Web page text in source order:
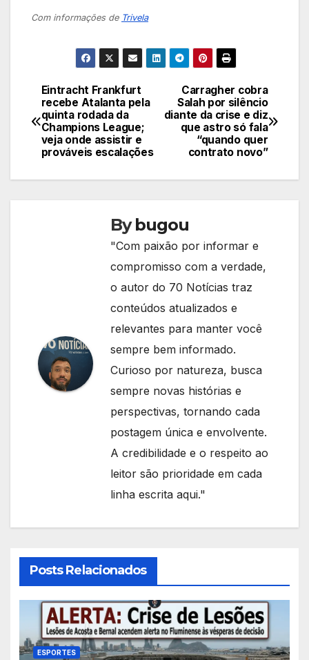
Com informações de Trivela
Navegação
de
Post
Carragher cobra
Salah por silêncio
diante da crise e diz
que astro só fala
“quando quer
contrato novo”
Eintracht Frankfurt
recebe Atalanta pela
quinta rodada da
Champions League;
veja onde assistir e
prováveis escalações
Bybugou
"Com paixão por informar e
compromisso com a verdade,
o autor do 70 Notícias traz
conteúdos atualizados e
relevantes para manter você
sempre bem informado.
Curioso por natureza, busca
sempre novas histórias e
perspectivas, tornando cada
postagem única e envolvente.
A credibilidade e o respeito ao
leitor são prioridade em cada
linha escrita aqui."
Posts Relacionados
ESPORTES